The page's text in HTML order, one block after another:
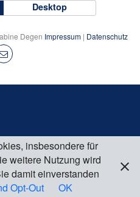
Desktop
Degen Impressum | Datenschutz
insbesondere für
weitere Nutzung wird
damit einverstanden
Opt-Out OK